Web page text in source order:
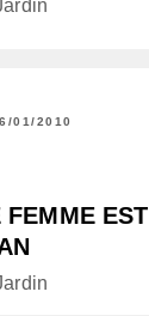
01/2010
FEMME EST